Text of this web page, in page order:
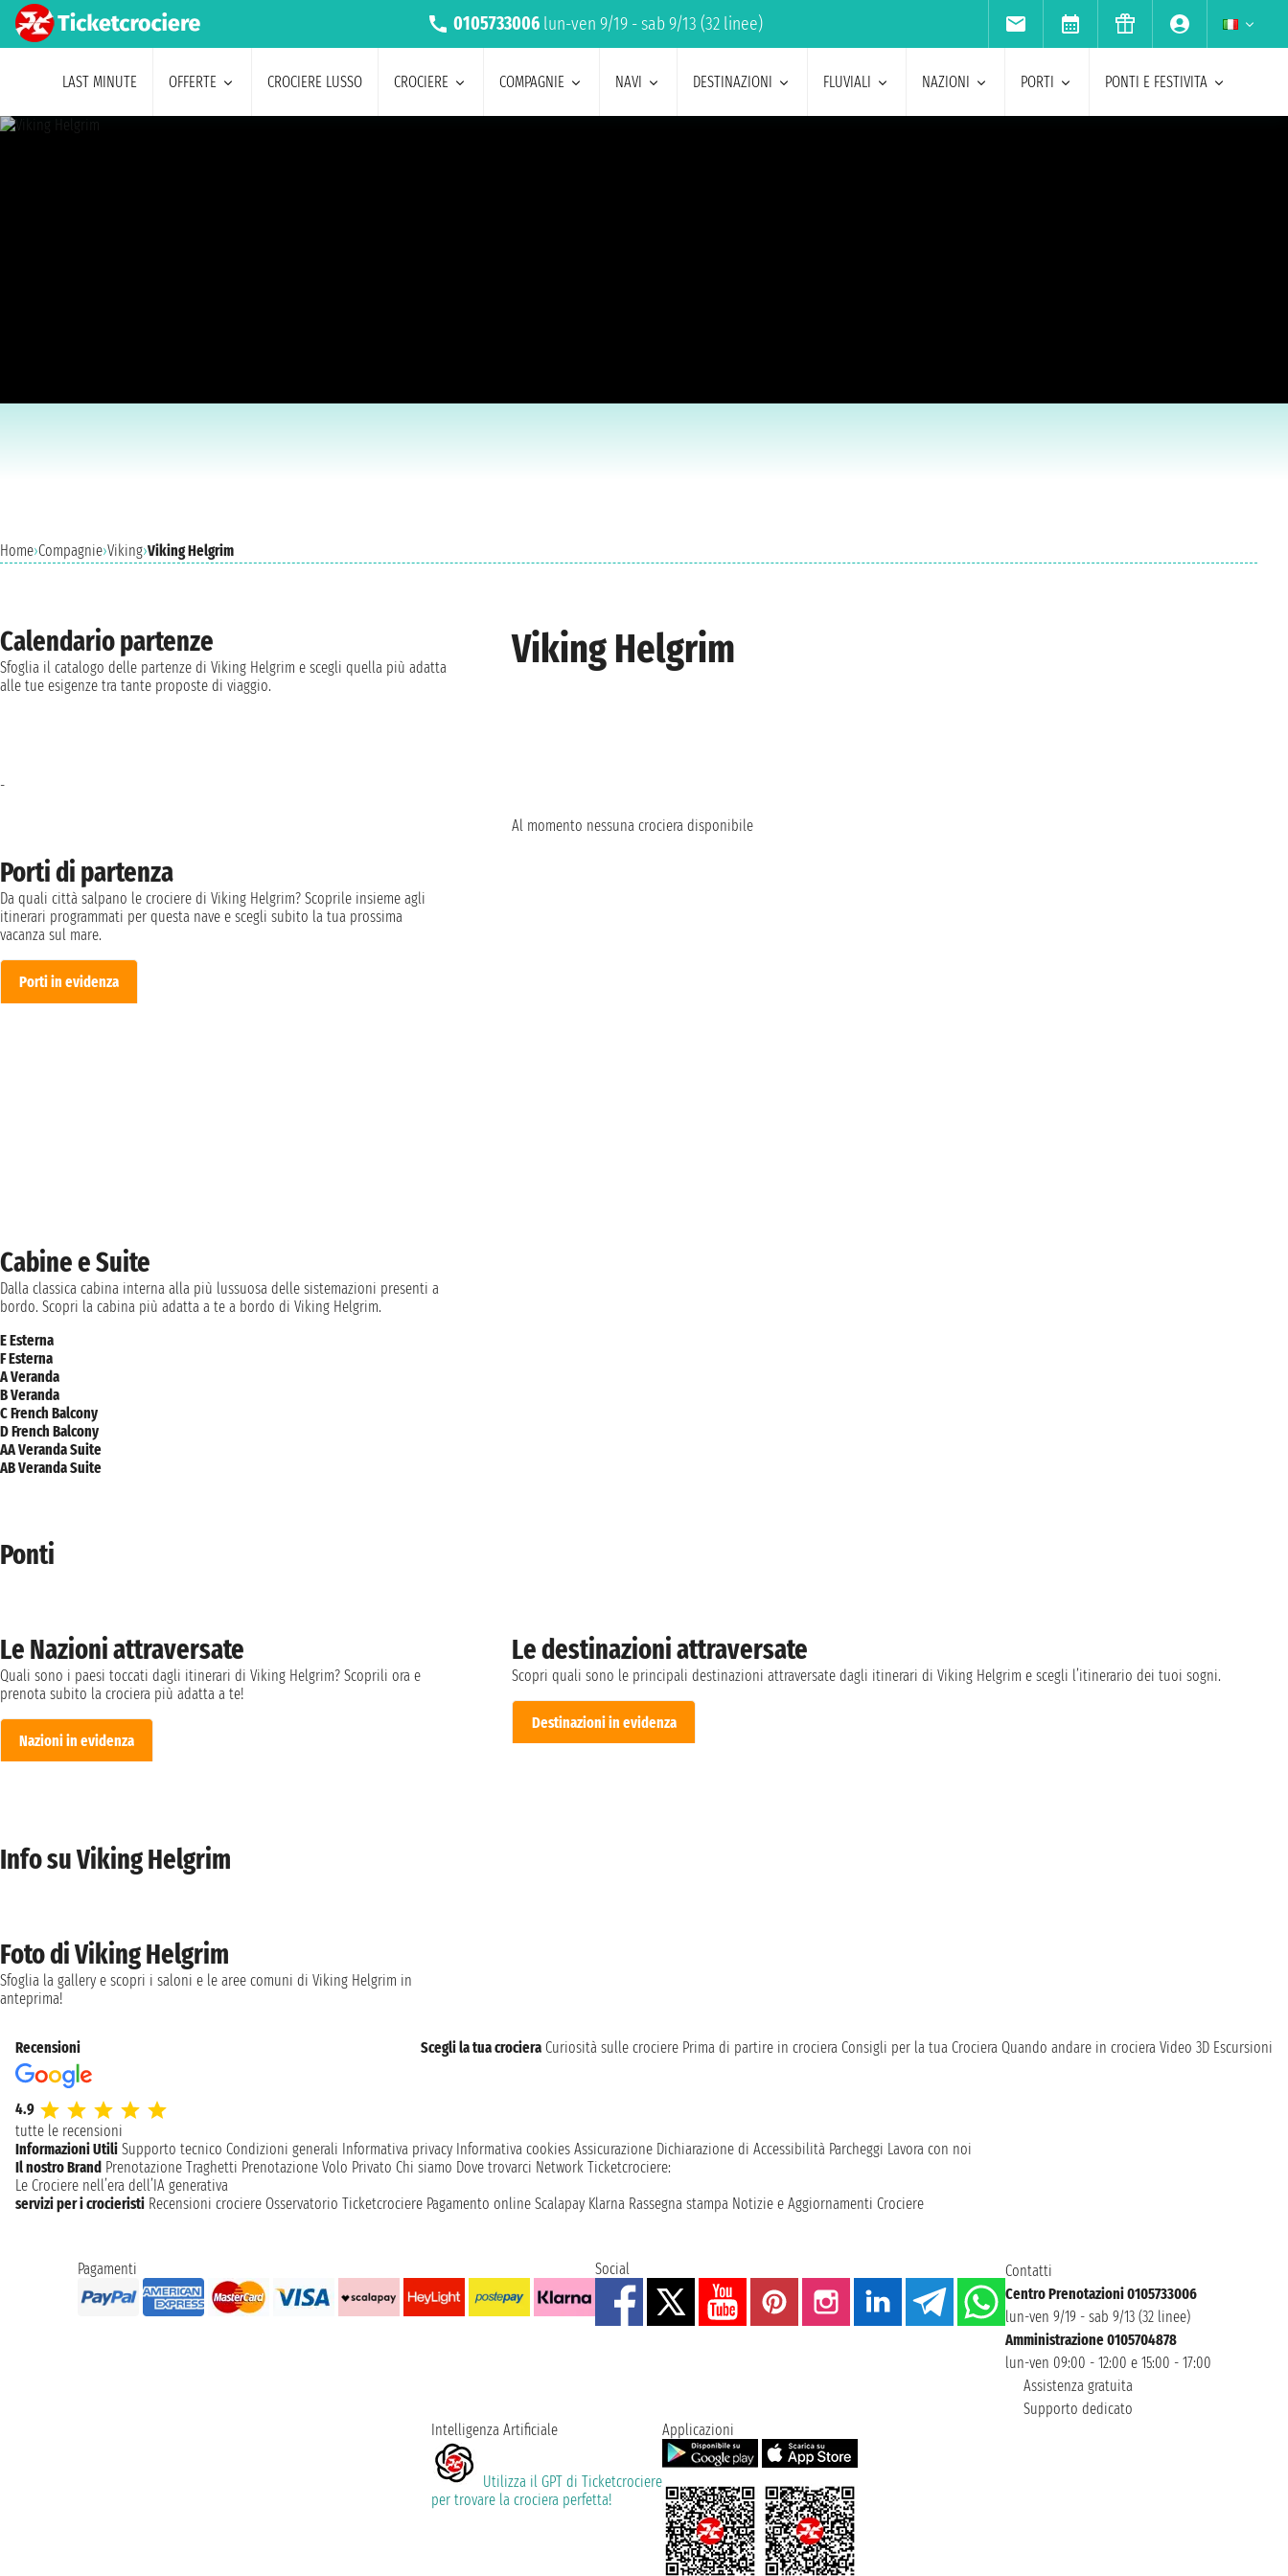
0105733006 lun-ven 9/19 - sab 9/13 (32 linee)
LAST MINUTE OFFERTE CROCIERE LUSSO CROCIERE COMPAGNIE NAVI DESTINAZIONI FLUVIALI NAZIONI PORTI PONTI E FESTIVITA
Home›Compagnie›Viking›Viking Helgrim
Viking Helgrim
Al momento nessuna crociera disponibile
Calendario partenze
Sfoglia il catalogo delle partenze di Viking Helgrim e scegli quella più adatta
alle tue esigenze tra tante proposte di viaggio.
Porti di partenza
Da quali città salpano le crociere di Viking Helgrim? Scoprile insieme agli
itinerari programmati per questa nave e scegli subito la tua prossima
vacanza sul mare.
Porti in evidenza
-
Cabine e Suite
Dalla classica cabina interna alla più lussuosa delle sistemazioni presenti a
bordo. Scopri la cabina più adatta a te a bordo di Viking Helgrim.
E Esterna
F Esterna
A Veranda
B Veranda
C French Balcony
D French Balcony
AA Veranda Suite
AB Veranda Suite
Ponti
Le Nazioni attraversate
Quali sono i paesi toccati dagli itinerari di Viking Helgrim? Scoprili ora e
prenota subito la crociera più adatta a te!
Nazioni in evidenza
Le destinazioni attraversate
Scopri quali sono le principali destinazioni attraversate dagli itinerari di Viking Helgrim e scegli l’itinerario dei tuoi sogni.
Destinazioni in evidenza
Info su Viking Helgrim
Foto di Viking Helgrim
Sfoglia la gallery e scopri i saloni e le aree comuni di Viking Helgrim in
anteprima!
Recensioni
4.9
tutte le recensioni
Scegli la tua crociera Curiosità sulle crociere Prima di partire in crociera Consigli per la tua Crociera Quando andare in crociera Video 3D Escursioni
Informazioni Utili Supporto tecnico Condizioni generali Informativa privacy Informativa cookies Assicurazione Dichiarazione di Accessibilità Parcheggi Lavora con noi
Il nostro Brand Prenotazione Traghetti Prenotazione Volo Privato Chi siamo Dove trovarci Network Ticketcrociere:
Le Crociere nell’era dell’IA generativa
servizi per i crocieristi Recensioni crociere Osservatorio Ticketcrociere Pagamento online Scalapay Klarna Rassegna stampa Notizie e Aggiornamenti Crociere
Pagamenti Social
Contatti
Centro Prenotazioni 0105733006
lun-ven 9/19 - sab 9/13 (32 linee)
Amministrazione 0105704878
lun-ven 09:00 - 12:00 e 15:00 - 17:00
Assistenza gratuita
Supporto dedicato
Intelligenza Artificiale
Utilizza il GPT di Ticketcrociere
per trovare la crociera perfetta!
Applicazioni